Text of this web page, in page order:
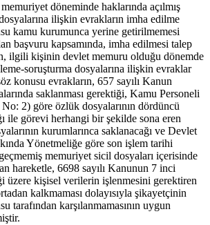
döneminde haklarında açılmış
ilişkin evrakların imha edilme
kamu kurumunca yerine getirilmemesi
başvuru kapsamında, imha edilmesi talep
ilgili kişinin devlet memuru olduğu dönemde
soruşturma dosyalarına ilişkin evraklar
konusu evrakların, 657 sayılı Kanun
saklanması gerektiği, Kamu Personeli
2) göre özlük dosyalarının dördüncü
ile görevi herhangi bir şekilde sona eren
kurumlarınca saklanacağı ve Devlet
Yönetmeliğe göre son işlem tarihi
memuriyet sicil dosyaları içerisinde
hareketle, 6698 sayılı Kanunun 7 inci
üzere kişisel verilerin işlenmesini gerektiren
kalkmaması dolayısıyla şikayetçinin
tarafından karşılanmamasının uygun